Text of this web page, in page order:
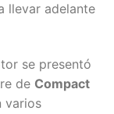
llevar adelante
se presentó
de Compact
varios